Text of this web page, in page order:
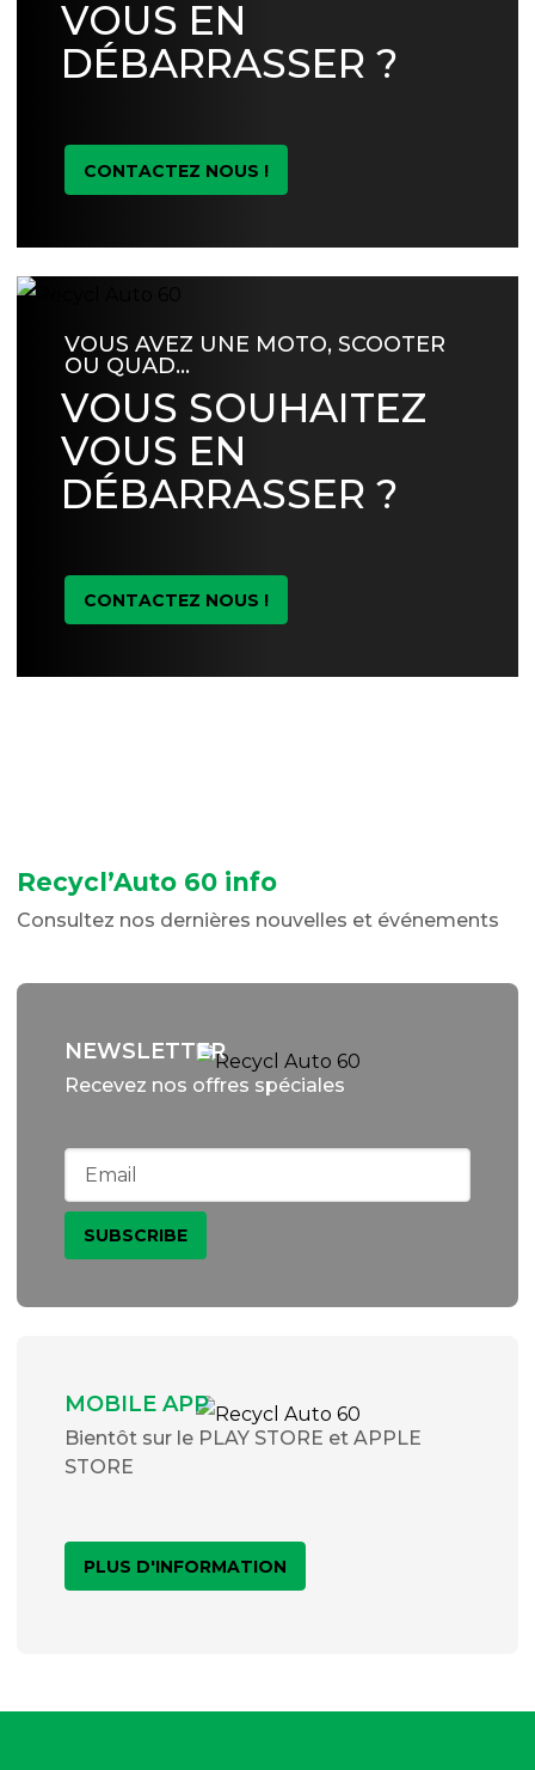
VOUS EN
DÉBARRASSER ?
CONTACTEZ NOUS !
VOUS AVEZ UNE MOTO, SCOOTER
OU QUAD…
VOUS SOUHAITEZ
VOUS EN
DÉBARRASSER ?
CONTACTEZ NOUS !
Recycl’Auto 60 info
Consultez nos dernières nouvelles et événements
NEWSLETTER
Recevez nos offres spéciales
MOBILE APP
Bientôt sur le PLAY STORE et APPLE
STORE
PLUS D'INFORMATION